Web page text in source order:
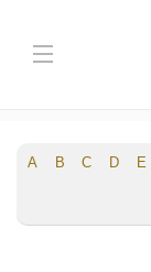
A B C D E